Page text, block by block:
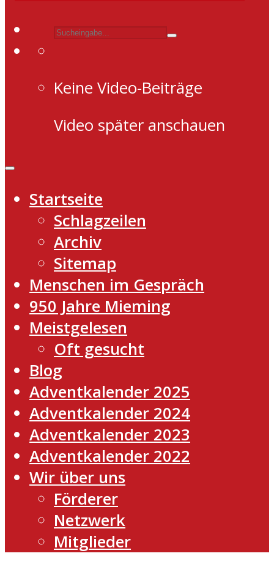
Keine Video-Beiträge
Video später anschauen
Startseite
Schlagzeilen
Archiv
Sitemap
Menschen im Gespräch
950 Jahre Mieming
Meistgelesen
Oft gesucht
Blog
Adventkalender 2025
Adventkalender 2024
Adventkalender 2023
Adventkalender 2022
Wir über uns
Förderer
Netzwerk
Mitglieder